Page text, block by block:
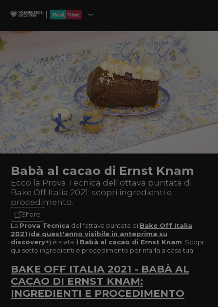
Babà al cacao di Ernst Knam
Ecco la Prova Tecnica dell'ottava puntata di
Bake Off Italia 2021: scopri ingredienti e
procedimento.
Share
La Prova Tecnica dell'ottava puntata di Bake Off Italia
2021 (da quest'anno visibile in anteprima su
discovery+) è stata il Babà al cacao di Ernst Knam . Scopri
qui sotto ingredienti e procedimento per rifarla a casa tua!
BAKE OFF ITALIA 2021 - BABÀ AL
CACAO DI ERNST KNAM:
INGREDIENTI E PROCEDIMENTO